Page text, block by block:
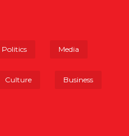
Politics Media
Culture Business